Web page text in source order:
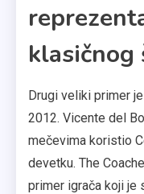
klasičnog
Drugi veliki primer
2012. Vicente del
mečevima koristio
devetku. The
primer igrača koji je